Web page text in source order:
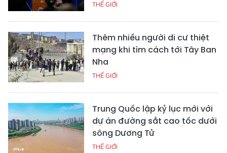
THẾ GIỚI
Thêm nhiều người di cư thiệt
mạng khi tìm cách tới Tây Ban
Nha
THẾ GIỚI
Trung Quốc lập kỷ lục mới với
dự án đường sắt cao tốc dưới
sông Dương Tử
THẾ GIỚI